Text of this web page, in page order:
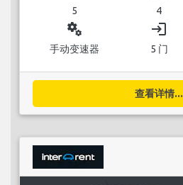
5 4
miscellaneous_services
手动变速器
login
5 门
查看详情...